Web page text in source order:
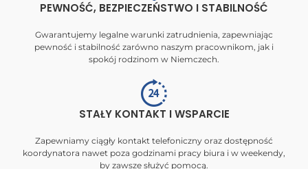
PEWNOŚĆ, BEZPIECZEŃSTWO I STABILNOŚĆ
Gwarantujemy legalne warunki zatrudnienia, zapewniając
pewność i stabilność zarówno naszym pracownikom, jak i
spokój rodzinom w Niemczech.
STAŁY KONTAKT I WSPARCIE
Zapewniamy ciągły kontakt telefoniczny oraz dostępność
koordynatora nawet poza godzinami pracy biura i w weekendy,
by zawsze służyć pomocą.